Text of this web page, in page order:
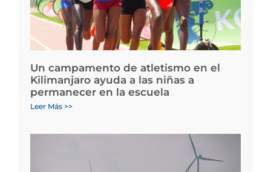
Un campamento de atletismo en el
Kilimanjaro ayuda a las niñas a
permanecer en la escuela
Leer Más >>